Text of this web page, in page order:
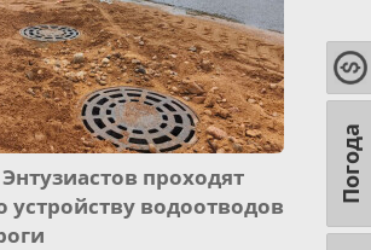
проходят
устройству водоотводов
Погода